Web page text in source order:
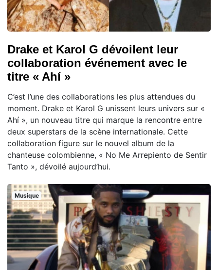
Drake et Karol G dévoilent leur
collaboration événement avec le
titre « Ahí »
C’est l’une des collaborations les plus attendues du
moment. Drake et Karol G unissent leurs univers sur «
Ahí », un nouveau titre qui marque la rencontre entre
deux superstars de la scène internationale. Cette
collaboration figure sur le nouvel album de la
chanteuse colombienne, « No Me Arrepiento de Sentir
Tanto », dévoilé aujourd’hui.
Musique